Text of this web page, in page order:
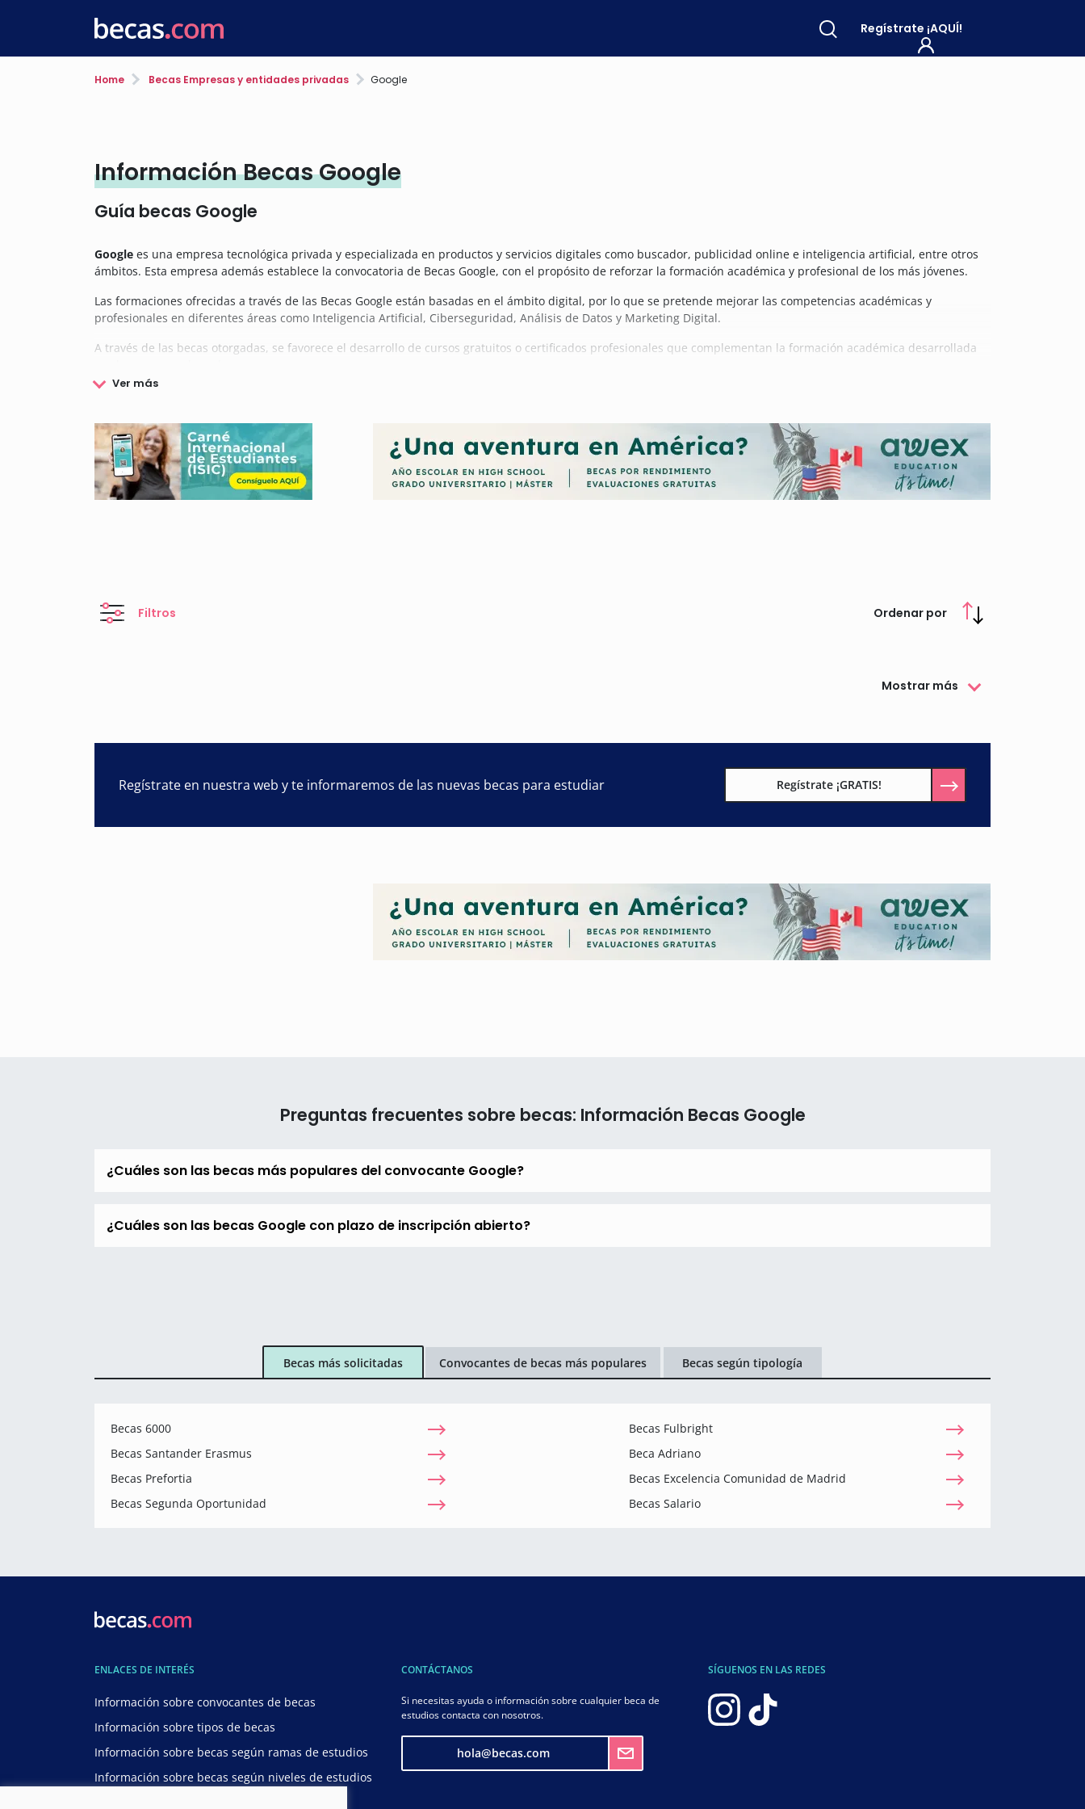
Regístrate ¡AQUÍ!
Home Becas Empresas y entidades privadas Google
Información Becas Google
Guía becas Google
Google es una empresa tecnológica privada y especializada en productos y servicios digitales como buscador, publicidad online e inteligencia artificial, entre otros
ámbitos. Esta empresa además establece la convocatoria de Becas Google, con el propósito de reforzar la formación académica y profesional de los más jóvenes.
Las formaciones ofrecidas a través de las Becas Google están basadas en el ámbito digital, por lo que se pretende mejorar las competencias académicas y
profesionales en diferentes áreas como Inteligencia Artificial, Ciberseguridad, Análisis de Datos y Marketing Digital.
A través de las becas otorgadas, se favorece el desarrollo de cursos gratuitos o certificados profesionales que complementan la formación académica desarrollada
Filtros Ordenar por
Mostrar más
Regístrate en nuestra web y te informaremos de las nuevas becas para estudiar Regístrate ¡GRATIS!
Preguntas frecuentes sobre becas: Información Becas Google
¿Cuáles son las becas más populares del convocante Google?
¿Cuáles son las becas Google con plazo de inscripción abierto?
Becas más solicitadas Convocantes de becas más populares Becas según tipología
Becas 6000
Becas Fulbright
Becas Santander Erasmus
Beca Adriano
Becas Prefortia
Becas Excelencia Comunidad de Madrid
Becas Segunda Oportunidad
Becas Salario
ENLACES DE INTERÉS
Información sobre convocantes de becas
Información sobre tipos de becas
Información sobre becas según ramas de estudios
Información sobre becas según niveles de estudios
CONTÁCTANOS
Si necesitas ayuda o información sobre cualquier beca de
estudios contacta con nosotros.
hola@becas.com
SÍGUENOS EN LAS REDES